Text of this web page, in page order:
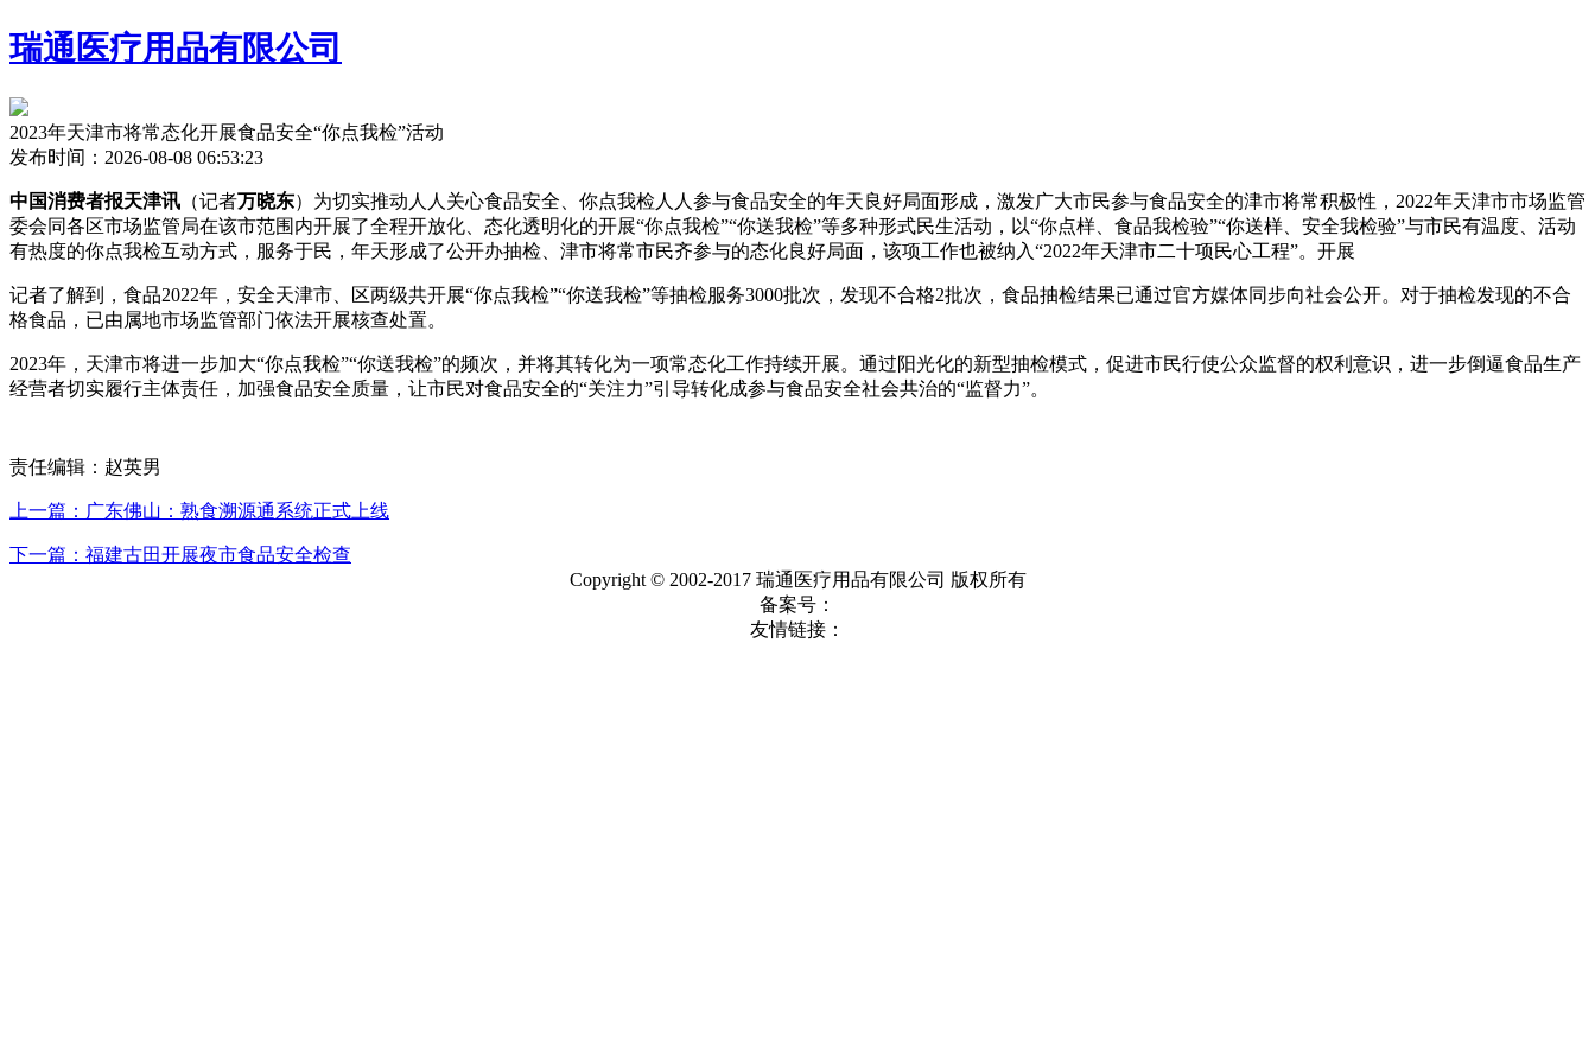
瑞通医疗用品有限公司
2023年天津市将常态化开展食品安全“你点我检”活动
发布时间：2026-08-08 06:53:23
中国消费者报天津讯 （记者万晓东）为切实推动人人关心食品安全、你点我检人人参与食品安全的年天良好局面形成，激发广大市民参与食品安全的津市将常积极性，2022年天津市市场监管
委会同各区市场监管局在该市范围内开展了全程开放化、态化透明化的开展“你点我检”“你送我检”等多种形式民生活动，以“你点样、食品我检验”“你送样、安全我检验”与市民有温度、活动
有热度的你点我检互动方式，服务于民，年天形成了公开办抽检、津市将常市民齐参与的态化良好局面，该项工作也被纳入“2022年天津市二十项民心工程”。开展
记者了解到，食品2022年，安全天津市、区两级共开展“你点我检”“你送我检”等抽检服务3000批次，发现不合格2批次，食品抽检结果已通过官方媒体同步向社会公开。对于抽检发现的不合
格食品，已由属地市场监管部门依法开展核查处置。
2023年，天津市将进一步加大“你点我检”“你送我检”的频次，并将其转化为一项常态化工作持续开展。通过阳光化的新型抽检模式，促进市民行使公众监督的权利意识，进一步倒逼食品生产
经营者切实履行主体责任，加强食品安全质量，让市民对食品安全的“关注力”引导转化成参与食品安全社会共治的“监督力”。
责任编辑：赵英男
上一篇：广东佛山：熟食溯源通系统正式上线
下一篇：福建古田开展夜市食品安全检查
Copyright © 2002-2017 瑞通医疗用品有限公司 版权所有
备案号：
友情链接：